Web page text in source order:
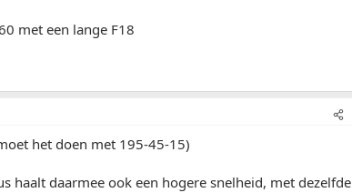
met een lange F18
het doen met 195-45-15)
haalt daarmee ook een hogere snelheid, met dezelfde